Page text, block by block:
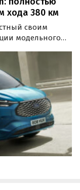
хода 380 км
своим
модельного
Transit на
Transit Custom.